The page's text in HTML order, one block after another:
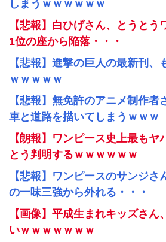
しまうｗｗｗｗｗｗ
【悲報】白ひげさん、とうとう
1位の座から陥落・・・
【悲報】進撃の巨人の最新刊、
ｗｗｗｗｗ
【悲報】無免許のアニメ制作者
車と道路を描いてしまうｗｗｗ
【朗報】ワンピース史上最もヤ
とう判明するｗｗｗｗｗｗ
【悲報】ワンピースのサンジさ
の一味三強から外れる・・・
【画像】平成生まれキッズさん
いｗｗｗｗｗｗｗ